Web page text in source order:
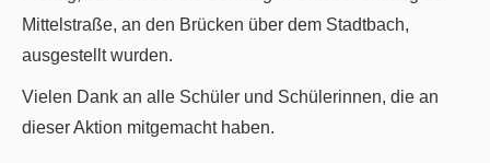
Mittelstraße, an den Brücken über dem Stadtbach,
ausgestellt wurden.
Vielen Dank an alle Schüler und Schülerinnen, die an
dieser Aktion mitgemacht haben.